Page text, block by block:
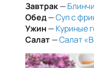
Завтрак—
Обед—Суп с
Ужин —Куриные
Салат—Салат